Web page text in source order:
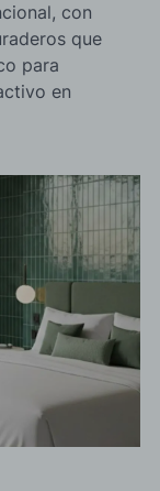
con
que
para
en